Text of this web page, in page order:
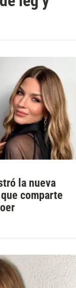
la nueva
comparte